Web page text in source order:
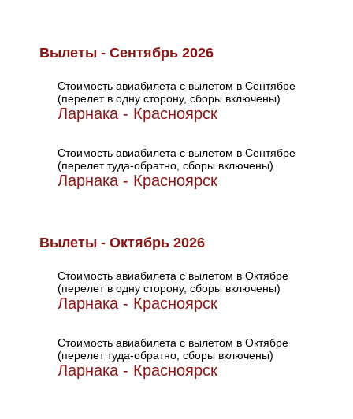
Вылеты - Сентябрь 2026
Стоимость авиабилета с вылетом в Сентябре
(перелет в одну сторону, сборы включены)
Ларнака - Красноярск
Стоимость авиабилета с вылетом в Сентябре
(перелет туда-обратно, сборы включены)
Ларнака - Красноярск
Вылеты - Октябрь 2026
Стоимость авиабилета с вылетом в Октябре
(перелет в одну сторону, сборы включены)
Ларнака - Красноярск
Стоимость авиабилета с вылетом в Октябре
(перелет туда-обратно, сборы включены)
Ларнака - Красноярск